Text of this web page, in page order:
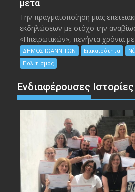
μετά
Την πραγματοποίηση μιας
εκδηλώσεων με στόχο την
«Ηπειρωτικών», πενήντα χρόνια
ΔΗΜΟΣ ΙΩΑΝΝΙΤΩΝ Επικαιρότητα
Πολιτισμός
Ενδιαφέρουσες Ιστορίες